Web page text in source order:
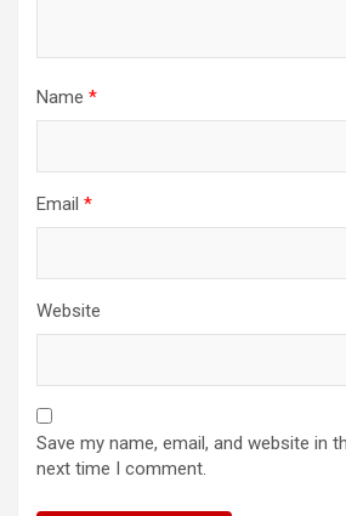
Name *
Email *
Website
Save my name, email, and website in
next time I comment.